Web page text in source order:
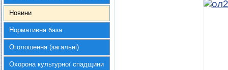
Новини
Нормативна база
Оголошення (загальні)
Охорона культурної спадщини